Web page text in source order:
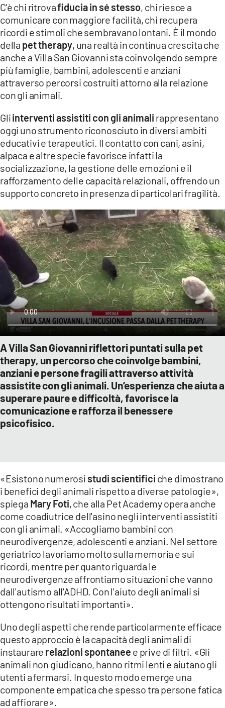
LACTV.IT
LACONAIR.IT
LACITYMAG.IT
ILREGGINO.IT
COSENZACHANNEL.IT
ILVIBONESE.IT
CATANZAROCHANNEL.IT
LACAPITALENEWS.IT
App
APPLE
C'è chi ritrovafiducia in sé stesso, chi riesce a
comunicare con maggiore facilità, chi recupera
ricordi e stimoli che sembravano lontani. È il mondo
della pet therapy, una realtà in continua crescita che
anche a Villa San Giovanni sta coinvolgendo sempre
più famiglie, bambini, adolescenti e anziani
attraverso percorsi costruiti attorno alla relazione
con gli animali.
Gliinterventi assistiti con gli animali rappresentano
oggi uno strumento riconosciuto in diversi ambiti
educativi e terapeutici. Il contatto con cani, asini,
alpaca e altre specie favorisce infatti la
socializzazione, la gestione delle emozioni e il
rafforzamento delle capacità relazionali, offrendo un
supporto concreto in presenza di particolari fragilità.
A Villa San Giovanni riflettori puntati sulla pet
therapy, un percorso che coinvolge bambini,
anziani e persone fragili attraverso attività
assistite con gli animali. Un’esperienza che aiuta a
superare paure e difficoltà, favorisce la
comunicazione e rafforza il benessere
psicofisico.
«Esistono numerosi studi scientifici che dimostrano
i benefici degli animali rispetto a diverse patologie»,
spiega Mary Foti, che alla Pet Academy opera anche
come coadiutrice dell'asino negli interventi assistiti
con gli animali. «Accogliamo bambini con
neurodivergenze, adolescenti e anziani. Nel settore
geriatrico lavoriamo molto sulla memoria e sui
ricordi, mentre per quanto riguarda le
neurodivergenze affrontiamo situazioni che vanno
dall'autismo all'ADHD. Con l'aiuto degli animali si
ottengono risultati importanti».
Uno degli aspetti che rende particolarmente efficace
questo approccio è la capacità degli animali di
instaurare relazioni spontanee e prive di filtri. «Gli
animali non giudicano, hanno ritmi lenti e aiutano gli
utenti a fermarsi. In questo modo emerge una
componente empatica che spesso tra persone fatica
ad affiorare».